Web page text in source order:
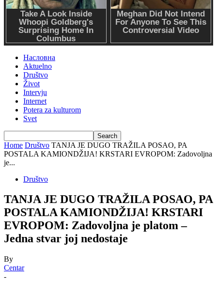
Насловна
Aktuelno
Društvo
Život
Intervju
Internet
Potera za kulturom
Svet
Home Društvo TANJA JE DUGO TRAŽILA POSAO, PA
POSTALA KAMIONDŽIJA! KRSTARI EVROPOM: Zadovoljna
je...
Društvo
TANJA JE DUGO TRAŽILA POSAO, PA
POSTALA KAMIONDŽIJA! KRSTARI
EVROPOM: Zadovoljna je platom –
Jedna stvar joj nedostaje
By
Centar
-